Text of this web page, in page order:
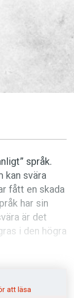
språk.
kan svära
fått en skada
har sin
är det
i den högra
att läsa